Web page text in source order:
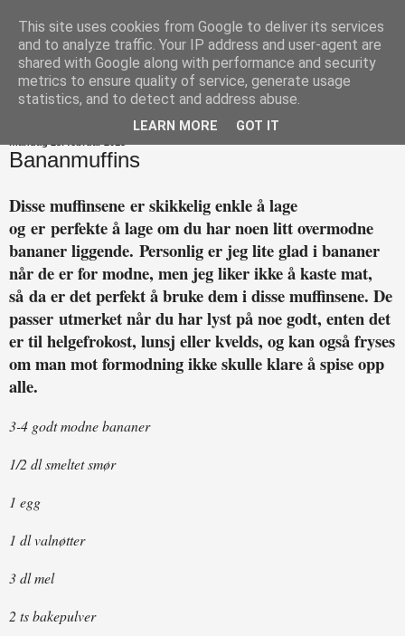
Happytarianer
Bananmuffins
Disse muffinsene er skikkelig enkle å lage
og er perfekte å lage om du har noen litt overmodne
bananer liggende. Personlig er jeg lite glad i bananer
når de er for modne, men jeg liker ikke å kaste mat,
så da er det perfekt å bruke dem i disse muffinsene. De
passer utmerket når du har lyst på noe godt, enten det
er til helgefrokost, lunsj eller kvelds, og kan også fryses
om man mot formodning ikke skulle klare å spise opp
alle.
3-4 godt modne bananer
1/2 dl smeltet smør
1 egg
1 dl valnøtter
3 dl mel
2 ts bakepulver
This site uses cookies from Google to deliver its services
and to analyze traffic. Your IP address and user-agent are
shared with Google along with performance and security
metrics to ensure quality of service, generate usage
statistics, and to detect and address abuse.
LEARN MORE GOT IT